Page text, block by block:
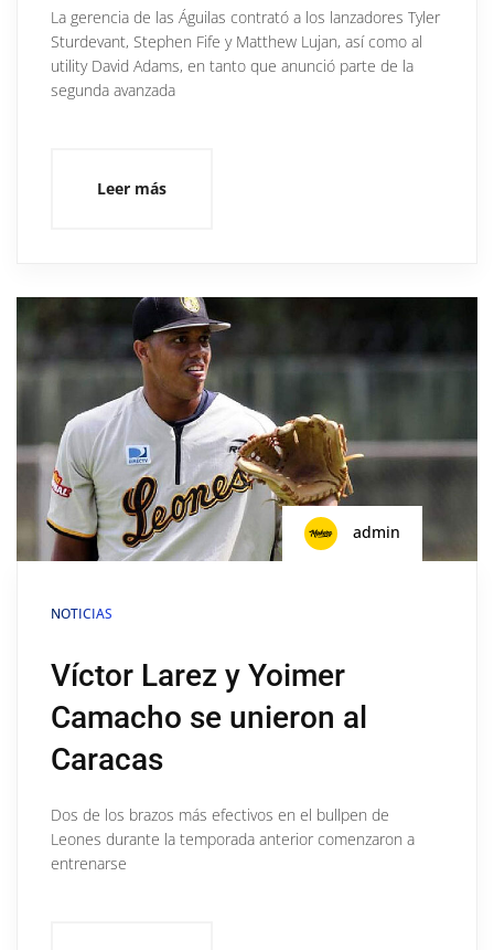
La gerencia de las Águilas contrató a los lanzadores Tyler
Sturdevant, Stephen Fife y Matthew Lujan, así como al
utility David Adams, en tanto que anunció parte de la
segunda avanzada
Leer más
admin
NOTICIAS
Víctor Larez y Yoimer
Camacho se unieron al
Caracas
Dos de los brazos más efectivos en el bullpen de
Leones durante la temporada anterior comenzaron a
entrenarse